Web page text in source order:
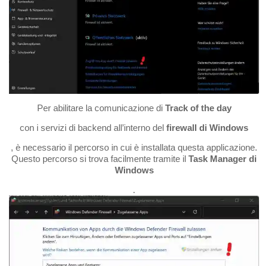
Per abilitare la comunicazione di Track of the day
con i servizi di backend all’interno del firewall di Windows
, è necessario il percorso in cui è installata questa applicazione.
Questo percorso si trova facilmente tramite il Task Manager di
Windows
.